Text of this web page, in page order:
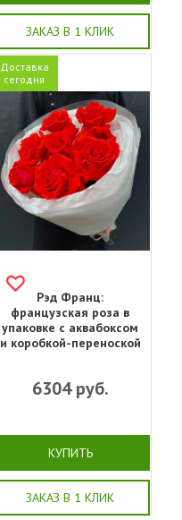
ЗАКАЗ В 1 КЛИК
Доставка
сегодня
Рэд Франц:
французская роза в
упаковке с аквабоксом
и коробкой-переноской
6304руб.
КУПИТЬ
ЗАКАЗ В 1 КЛИК